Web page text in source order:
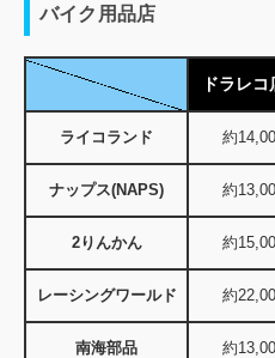
バイク用品店
ドラレ
ライコランド 約
ナップス(NAPS) 約
2りんかん 約
レーシングワールド 約
南海部品 約